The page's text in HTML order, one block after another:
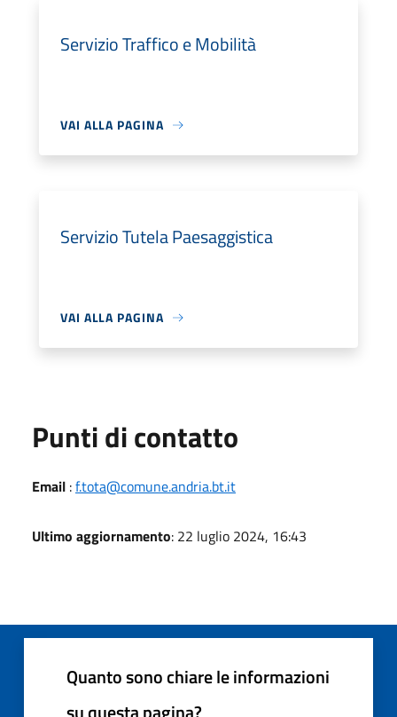
Servizio Traffico e Mobilità
VAI ALLA PAGINA
Servizio Tutela Paesaggistica
VAI ALLA PAGINA
Punti di contatto
Email :f.tota@comune.andria.bt.it
Ultimo aggiornamento: 22 luglio 2024, 16:43
Quanto sono chiare le informazioni